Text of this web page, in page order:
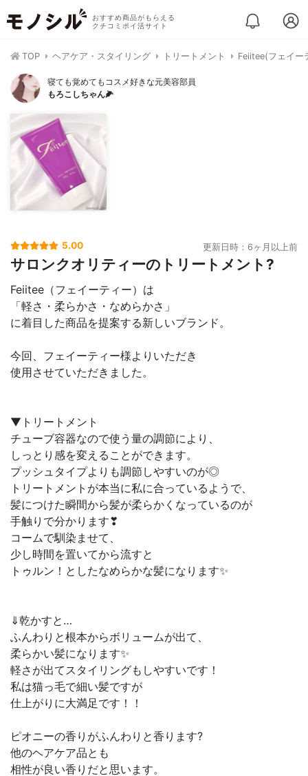
おすすめ商品がもらえる
クチコミポイ活サイト
TOP ヘアケア・スタイリング トリートメント Feiitee(フェイー
寝ても覚めてもコスメ好きな元美容部員
もろこしちゃん🌽
5.00 更新日時：6ヶ月以上前
サロンクオリティーのトリートメント?
Feiitee（フェイーティー）は
「軽さ・柔らかさ・なめらかさ」
に着目した商品を提案する新しいブランド。
今回、フェイーティー様よりいただき
使用させていただきました。
▼トリートメント
チューブ容器なので使う量の調節により、
しっとり感を変えることができます。
プッシュタイプよりも調節しやすいのが◎
トリートメントが本当に私に合っているようで、
髪につけた瞬間から髪が柔らかくなっているのが
手触りで分かります❣
コームで馴染ませて、
少し時間を置いてから流すと
トゥルン！としたなめらかな髪になります✨
⇓乾かすと…
ふんわりと根本からボリュームが出て、
柔らかい髪になります✨
軽さが出てスタイリングもしやすいです！
私は猫っ毛で細い髪ですが
仕上がりに大満足です！！
ピオニーの香りがふんわりと香ります?
他のヘアケア品とも
相性が良い香りだと思います。